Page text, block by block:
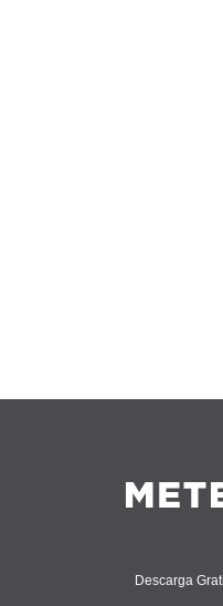
Descarga